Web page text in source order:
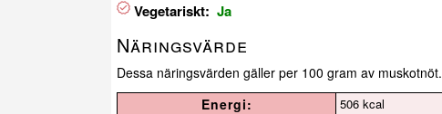
Vegetariskt: Ja
Näringsvärde
Dessa näringsvärden gäller per 100 gram av muskotnöt.
Energi:
506 kcal